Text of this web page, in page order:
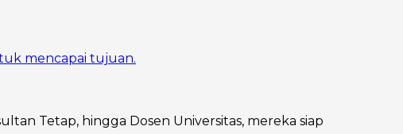
mencapai tujuan.
Tetap, hingga Dosen Universitas, mereka siap